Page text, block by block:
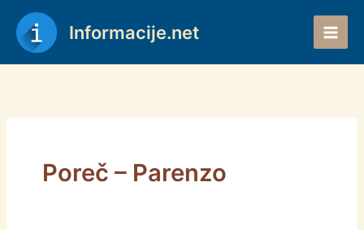
content
Informacije.net
Poreč – Parenzo